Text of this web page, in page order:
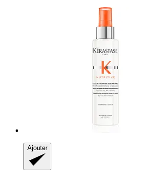
Ajouter